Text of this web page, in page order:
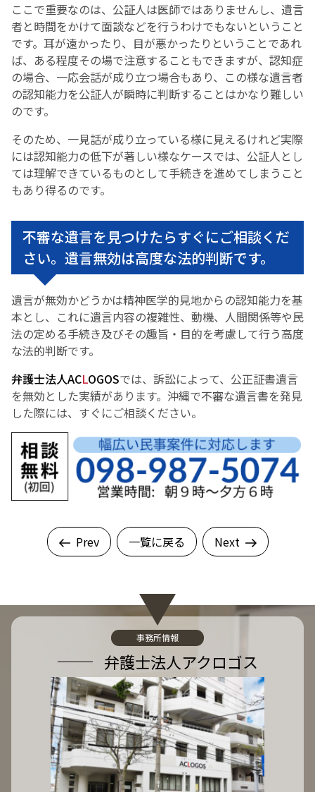
ここで重要なのは、公証人は医師ではありませんし、遺言
者と時間をかけて面談などを行うわけでもないということ
です。耳が遠かったり、目が悪かったりということであれ
ば、ある程度その場で注意することもできますが、認知症
の場合、一応会話が成り立つ場合もあり、この様な遺言者
の認知能力を公証人が瞬時に判断することはかなり難しい
のです。
そのため、一見話が成り立っている様に見えるけれど実際
には認知能力の低下が著しい様なケースでは、公証人とし
ては理解できているものとして手続きを進めてしまうこと
もあり得るのです。
不審な遺言を見つけたらすぐにご相談くだ
さい。遺言無効は高度な法的判断です。
遺言が無効かどうかは精神医学的見地からの認知能力を基
本とし、これに遺言内容の複雑性、動機、人間関係等や民
法の定める手続き及びその趣旨・目的を考慮して行う高度
な法的判断です。
弁護士法人ACLOGOSでは、訴訟によって、公正証書遺言
を無効とした実績があります。沖縄で不審な遺言書を発見
した際には、すぐにご相談ください。
Prev 一覧に戻る Next
事務所情報
弁護士法人アクロゴス